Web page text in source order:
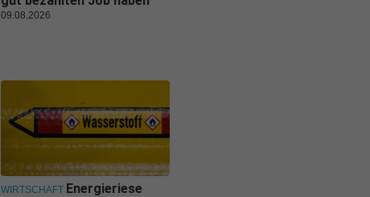
09.08.2026
WIRTSCHAFT Energieriese